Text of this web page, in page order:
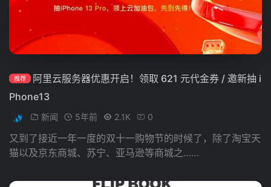
推荐
阿里云服务器优惠开启！领取 621 元代金券 / 邀新抽 i
Phone13
新闻 5年前 2.1K 0
又到了接近一年一度的双十一购物节的时候了，除了淘宝天
猫以及京东商城、苏宁、亚马逊等商城之……